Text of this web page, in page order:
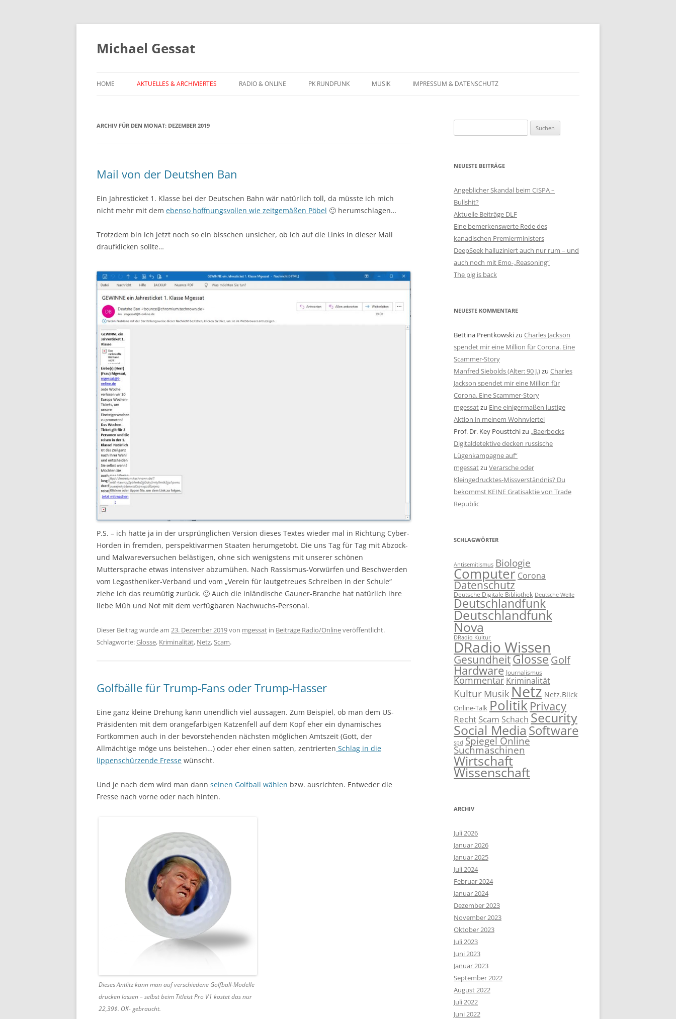
Michael Gessat
Inhalt
HOME AKTUELLES & ARCHIVIERTES RADIO & ONLINE PK RUNDFUNK MUSIK IMPRESSUM & DATENSCHUTZ
ARCHIV FÜR DEN MONAT: DEZEMBER 2019
Mail von der Deutshen Ban
Ein Jahresticket 1. Klasse bei der Deutschen Bahn wär natürlich toll, da müsste ich mich
nicht mehr mit dem ebenso hoffnungsvollen wie zeitgemäßen Pöbel 🙂 herumschlagen…
Trotzdem bin ich jetzt noch so ein bisschen unsicher, ob ich auf die Links in dieser Mail
draufklicken sollte…
P.S. – ich hatte ja in der ursprünglichen Version dieses Textes wieder mal in Richtung Cyber-
Horden in fremden, perspektivarmen Staaten herumgetobt. Die uns Tag für Tag mit Abzock-
und Malwareversuchen belästigen, ohne sich wenigstens mit unserer schönen
Muttersprache etwas intensiver abzumühen. Nach Rassismus-Vorwürfen und Beschwerden
vom Legastheniker-Verband und vom „Verein für lautgetreues Schreiben in der Schule“
ziehe ich das reumütig zurück. 🙂 Auch die inländische Gauner-Branche hat natürlich ihre
liebe Müh und Not mit dem verfügbaren Nachwuchs-Personal.
Dieser Beitrag wurde am 23. Dezember 2019von mgessat in Beiträge Radio/Onlineveröffentlicht.
Schlagworte:Glosse, Kriminalität, Netz,Scam.
Golfbälle für Trump-Fans oder Trump-Hasser
Eine ganz kleine Drehung kann unendlich viel aussagen. Zum Beispiel, ob man dem US-
Präsidenten mit dem orangefarbigen Katzenfell auf dem Kopf eher ein dynamisches
Fortkommen auch in der bevorstehenden nächsten möglichen Amtszeit (Gott, der
Allmächtige möge uns beistehen…) oder eher einen satten, zentrierten Schlag in die
lippenschürzende Fresse wünscht.
Und je nach dem wird man dann seinen Golfball wählen bzw. ausrichten. Entweder die
Fresse nach vorne oder nach hinten.
Dieses Antlitz kann man auf verschiedene Golfball-Modelle
drucken lassen – selbst beim Titleist Pro V1 kostet das nur
22,39$. OK- gebraucht.
nach:
NEUESTE BEITRÄGE
Angeblicher Skandal beim CISPA –
Bullshit?
Aktuelle Beiträge DLF
Eine bemerkenswerte Rede des
kanadischen Premierministers
DeepSeek halluziniert auch nur rum – und
auch noch mit Emo-„Reasoning“
The pig is back
NEUESTE KOMMENTARE
Bettina Prentkowskizu Charles Jackson
spendet mir eine Million für Corona. Eine
Scammer-Story
Manfred Siebolds (Alter: 90 J.)zu Charles
Jackson spendet mir eine Million für
Corona. Eine Scammer-Story
mgessatzu Eine einigermaßen lustige
Aktion in meinem Wohnviertel
Prof. Dr. Key Pousttchizu „Baerbocks
Digitaldetektive decken russische
Lügenkampagne auf“
mgessatzu Verarsche oder
Kleingedrucktes-Missverständnis? Du
bekommst KEINE Gratisaktie von Trade
Republic
SCHLAGWÖRTER
Antisemitismus Biologie
Computer Corona
Datenschutz
Deutsche Digitale Bibliothek Deutsche Welle
Deutschlandfunk
Deutschlandfunk
Nova
DRadio Kultur
DRadio Wissen
GesundheitGlosseGolf
Hardware Journalismus
Kommentar Kriminalität
Kultur Musik Netz Netz.Blick
Online-Talk Politik Privacy
Recht Scam Schach Security
Social Media Software
spd Spiegel Online
Suchmaschinen
Wirtschaft
Wissenschaft
ARCHIV
Juli 2026
Januar 2026
Januar 2025
Juli 2024
Februar 2024
Januar 2024
Dezember 2023
November 2023
Oktober 2023
Juli 2023
Juni 2023
Januar 2023
September 2022
August 2022
Juli 2022
Juni 2022